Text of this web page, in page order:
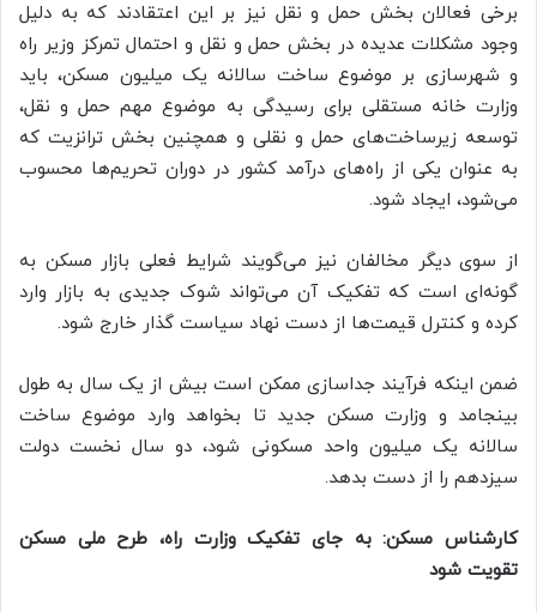
برخی فعالان بخش حمل و نقل نیز بر این اعتقادند که به دلیل
وجود مشکلات عدیده در بخش حمل و نقل و احتمال تمرکز وزیر راه
و شهرسازی بر موضوع ساخت سالانه یک میلیون مسکن، باید
وزارت خانه مستقلی برای رسیدگی به موضوع مهم حمل و نقل،
توسعه زیرساخت‌های حمل و نقلی و همچنین بخش ترانزیت که
به عنوان یکی از راه‌های درآمد کشور در دوران تحریم‌ها محسوب
می‌شود، ایجاد شود.
از سوی دیگر مخالفان نیز می‌گویند شرایط فعلی بازار مسکن به
گونه‌ای است که تفکیک آن می‌تواند شوک جدیدی به بازار وارد
کرده و کنترل قیمت‌ها از دست نهاد سیاست گذار خارج شود.
ضمن اینکه فرآیند جداسازی ممکن است بیش از یک سال به طول
بینجامد و وزارت مسکن جدید تا بخواهد وارد موضوع ساخت
سالانه یک میلیون واحد مسکونی شود، دو سال نخست دولت
سیزدهم را از دست بدهد.
کارشناس مسکن: به جای تفکیک وزارت راه، طرح ملی مسکن
تقویت شود